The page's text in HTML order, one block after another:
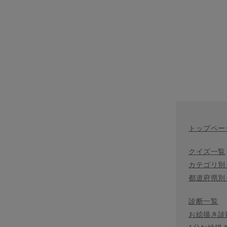
トップペー
クイズ一覧
カテゴリ
都道府県
診断一覧
お絵描き